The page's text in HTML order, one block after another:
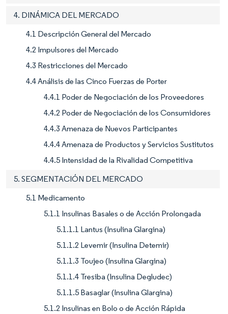
4. DINÁMICA DEL MERCADO
4.1 Descripción General del Mercado
4.2 Impulsores del Mercado
4.3 Restricciones del Mercado
4.4 Análisis de las Cinco Fuerzas de Porter
4.4.1 Poder de Negociación de los Proveedores
4.4.2 Poder de Negociación de los Consumidores
4.4.3 Amenaza de Nuevos Participantes
4.4.4 Amenaza de Productos y Servicios Sustitutos
4.4.5 Intensidad de la Rivalidad Competitiva
5. SEGMENTACIÓN DEL MERCADO
5.1 Medicamento
5.1.1 Insulinas Basales o de Acción Prolongada
5.1.1.1 Lantus (Insulina Glargina)
5.1.1.2 Levemir (Insulina Detemir)
5.1.1.3 Toujeo (Insulina Glargina)
5.1.1.4 Tresiba (Insulina Degludec)
5.1.1.5 Basaglar (Insulina Glargina)
5.1.2 Insulinas en Bolo o de Acción Rápida